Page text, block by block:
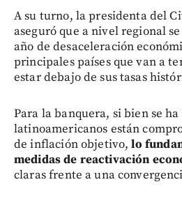
A su turno, la presidenta del
aseguró que a nivel regional
año de desaceleración
principales países que van a
estar debajo de sus tasas
Para la banquera, si bien se
latinoamericanos están
de inflación objetivo, lo
medidas de reactivación
claras frente a una